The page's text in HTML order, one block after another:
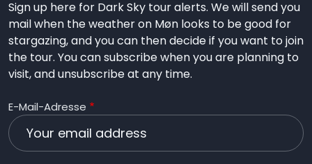
Sign up here for Dark Sky tour alerts. We will send you
mail when the weather on Møn looks to be good for
stargazing, and you can then decide if you want to join
the tour. You can subscribe when you are planning to
visit, and unsubscribe at any time.
E-Mail-Adresse